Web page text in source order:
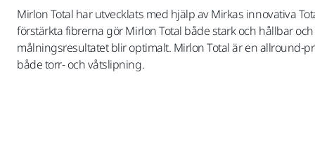
Mirlon Total har utvecklats med hjälp av Mirkas innovativa
förstärkta fibrerna gör Mirlon Total både stark och hållbar
målningsresultatet blir optimalt. Mirlon Total är en allround-
både torr- och våtslipning.